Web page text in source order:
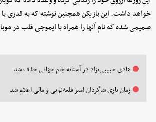
خواهد داشت. این بازیکن همچنین نوشته که به قدری با
صمیمی شده که نام آنها را همراه با ایموجی قلب در
هادی حبیبی‌نژاد در آستانه جام جهانی حذف شد
زمان بازی شاگردان امیر قلعه‌نویی و مالی اعلام شد